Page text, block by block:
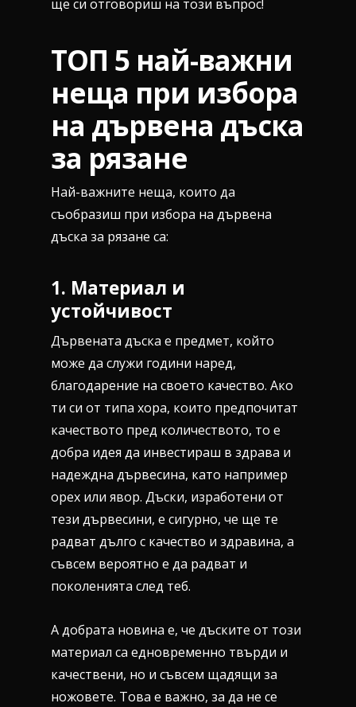
ще си отговориш на този въпрос!
ТОП 5 най-важни
неща при избора
на дървена дъска
за рязане
Най-важните неща, които да
съобразиш при избора на дървена
дъска за рязане са:
1. Материал и
устойчивост
Дървената дъска е предмет, който
може да служи години наред,
благодарение на своето качество. Ако
ти си от типа хора, които предпочитат
качеството пред количеството, то е
добра идея да инвестираш в здрава и
надеждна дървесина, като например
орех или явор. Дъски, изработени от
тези дървесини, е сигурно, че ще те
радват дълго с качество и здравина, а
съвсем вероятно е да радват и
поколенията след теб.
А добрата новина е, че дъските от този
материал са едновременно твърди и
качествени, но и съвсем щадящи за
ножовете. Това е важно, за да не се